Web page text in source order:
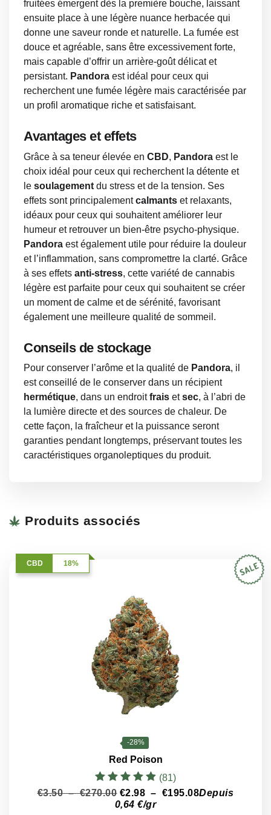
fruitées émergent dès la première bouche, laissant
ensuite place à une légère nuance herbacée qui
donne une saveur ronde et naturelle. La fumée est
douce et agréable, sans être excessivement forte,
mais capable d’offrir un arrière-goût délicat et
persistant. Pandora est idéal pour ceux qui
recherchent une fumée légère mais caractérisée par
un profil aromatique riche et satisfaisant.
Avantages et effets
Grâce à sa teneur élevée en CBD, Pandora est le
choix idéal pour ceux qui recherchent la détente et
le soulagement du stress et de la tension. Ses
effets sont principalementcalmants et relaxants,
idéaux pour ceux qui souhaitent améliorer leur
humeur et retrouver un bien-être psycho-physique.
Pandora est également utile pour réduire la douleur
et l’inflammation, sans compromettre la clarté. Grâce
à ses effets anti-stress, cette variété de cannabis
légère est parfaite pour ceux qui souhaitent se créer
un moment de calme et de sérénité, favorisant
également une meilleure qualité de sommeil.
Conseils de stockage
Pour conserver l’arôme et la qualité de Pandora, il
est conseillé de le conserver dans un récipient
hermétique, dans un endroitfrais etsec, à l’abri de
la lumière directe et des sources de chaleur. De
cette façon, la fraîcheur et la puissance seront
garanties pendant longtemps, préservant toutes les
caractéristiques organoleptiques du produit.
Produits associés
CBD 18%
-28%
Red Poison
Note
4.90
sur 5
(81)
€3.50 – €270.00Plage
de
€2.98 – €195.08Plage
Depuis
0,64 €/gr